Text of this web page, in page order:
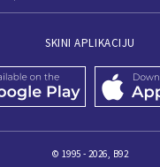
SKINI APLIKACIJU
© 1995 - 2026, B92